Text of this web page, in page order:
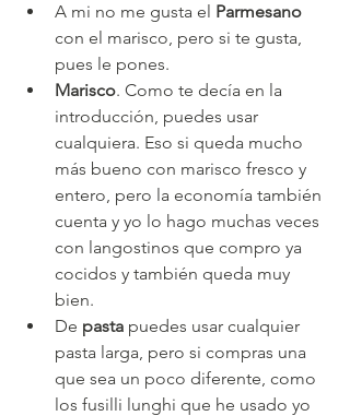
A mi no me gusta el Parmesano
con el marisco, pero si te gusta,
pues le pones.
Marisco. Como te decía en la
introducción, puedes usar
cualquiera. Eso si queda mucho
más bueno con marisco fresco y
entero, pero la economía también
cuenta y yo lo hago muchas veces
con langostinos que compro ya
cocidos y también queda muy
bien.
De pasta puedes usar cualquier
pasta larga, pero si compras una
que sea un poco diferente, como
los fusilli lunghi que he usado yo